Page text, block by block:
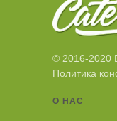
О НАС
© 2016-2020
Политика